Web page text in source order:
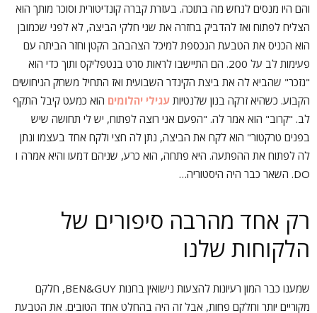
והם היו מנסים לנחש מה בתוכה. בעזרת קברה קונדיטורית וסוכר מותך הוא
הצליח לפתוח ואז להדביק בחזרה את שני חלקי הביצה, לא לפני שכמובן
הוא הכניס את הטבעת הנכספת למיכל הצהבהב הקטן וחזר הביתה עם
פעימות לב על 200. הם התיישבו לראות סרט בנטפליקס ותוך כדי הוא
"נזכר" שהביא לה את ביצת הקינדר השבועית ואז התחיל משחק הניחושים
הקבוע. כשהיא זרקה בנון שלנטיות עגילי יהלומים הוא כמעט קיבל התקף
לב. "קרוב" הוא אמר לה. "הפעם אני רוצה לפתוח, יש לי תחושה שיש
בפנים טרקטור" הוא לקח את הביצה, נתן לה חצי ולקח אחד בעצמו ונתן
לה לפתוח את ההפתעה. היא פתחה, הוא כרע, שניהם דמעו והיא אמרה I
DO. השאר כבר היה היסטוריה…
רק אחד מהרבה סיפורים של
הלקוחות שלנו
שמענו כבר המון רעיונות להצעות נישואין בחנות BEN&GUY, חלקם
מקוריים יותר וחלקם פחות, אבל זה היה בהחלט אחד הטובים. את הטבעת